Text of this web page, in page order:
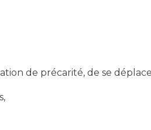
de précarité, de se